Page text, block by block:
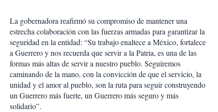
La gobernadora reafirmó su compromiso de mantener una
estrecha colaboración con las fuerzas armadas para garantizar la
seguridad en la entidad: “Su trabajo enaltece a México, fortalece
a Guerrero y nos recuerda que servir a la Patria, es una de las
formas más altas de servir a nuestro pueblo. Seguiremos
caminando de la mano, con la convicción de que el servicio, la
unidad y el amor al pueblo, son la ruta para seguir construyendo
un Guerrero más fuerte, un Guerrero más seguro y más
solidario”.